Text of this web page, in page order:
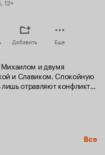
12+
Добавить Еще
и двумя
и Славиком. Спокойную
отравляют конфликты
Напряженные
Валю и Михаила
молодой
гений Данила,
Все